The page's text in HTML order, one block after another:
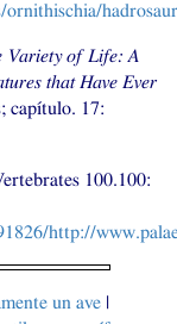
Variety of Life: A
that Have Ever
capítulo. 17:
100.100:
http://
un ave |